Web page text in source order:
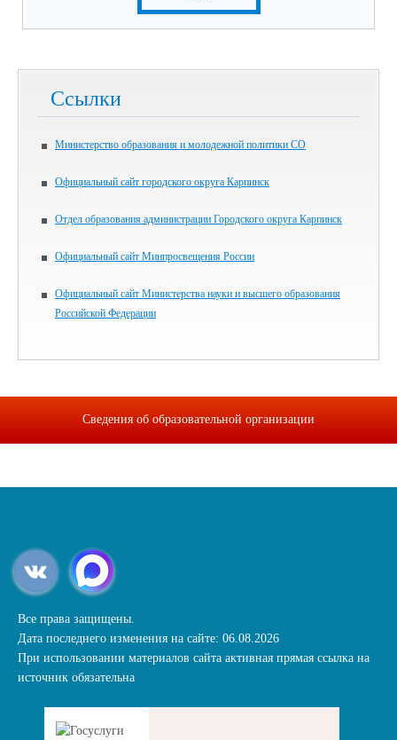
Ссылки
Министерство образования и молодежной политики СО
Официальный сайт городского округа Карпинск
Отдел образования администрации Городского округа Карпинск
Официальный сайт Минпросвещения России
Официальный сайт Министерства науки и высшего образования
Российской Федерации
Сведения об образовательной организации
Все права защищены.
Дата последнего изменения на сайте: 06.08.2026
При использовании материалов сайта активная прямая ссылка на
источник обязательна